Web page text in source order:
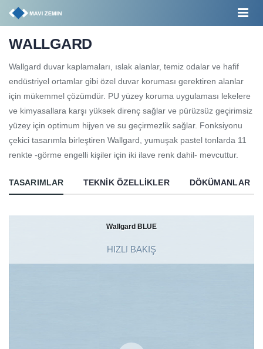
WALLGARD
Wallgard duvar kaplamaları, ıslak alanlar, temiz odalar ve hafif
endüstriyel ortamlar gibi özel duvar koruması gerektiren alanlar
için mükemmel çözümdür. PU yüzey koruma uygulaması lekelere
ve kimyasallara karşı yüksek direnç sağlar ve pürüzsüz geçirimsiz
yüzey için optimum hijyen ve su geçirmezlik sağlar. Fonksiyonu
çekici tasarımla birleştiren Wallgard, yumuşak pastel tonlarda 11
renkte -görme engelli kişiler için iki ilave renk dahil- mevcuttur.
TASARIMLAR TEKNIK ÖZELLIKLER DÖKÜMANLAR
Wallgard BLUE
HIZLI BAKIŞ